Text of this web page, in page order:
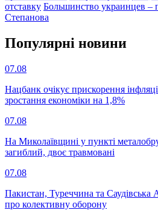
отставку Большинство украинцев –
Степанова
Популярнi новини
07.08
Нацбанк очікує прискорення
зростання економіки на 1,8%
07.08
На Миколаївщині у пункті
загиблий, двоє травмовані
07.08
Пакистан, Туреччина та Саудівська
про колективну оборону